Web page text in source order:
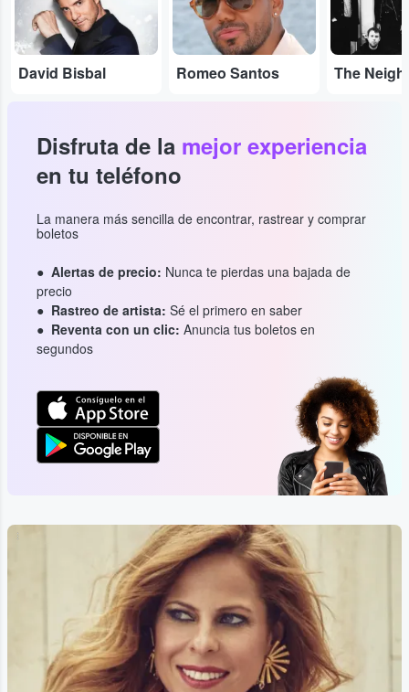
David Bisbal Romeo Santos
Disfruta de la mejor experiencia
en tu teléfono
La manera más sencilla de encontrar, rastrear y comprar
boletos
Alertas de precio: Nunca te pierdas una bajada de
precio
Rastreo de artista: Sé el primero en saber
Reventa con un clic: Anuncia tus boletos en
segundos
...